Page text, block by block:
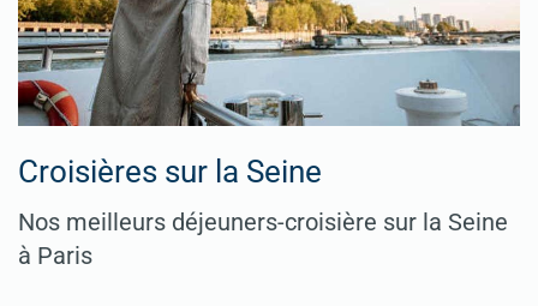
Croisières sur la Seine
Nos meilleurs déjeuners-croisière sur la Seine
à Paris